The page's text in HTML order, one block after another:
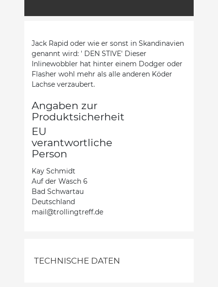
Jack Rapid oder wie er sonst in Skandinavien
genannt wird: ' DEN STIVE' Dieser
Inlinewobbler hat hinter einem Dodger oder
Flasher wohl mehr als alle anderen Köder
Lachse verzaubert.
Angaben zur
Produktsicherheit
EU
verantwortliche
Person
Kay Schmidt
Auf der Wasch 6
Bad Schwartau
Deutschland
mail@trollingtreff.de
TECHNISCHE DATEN